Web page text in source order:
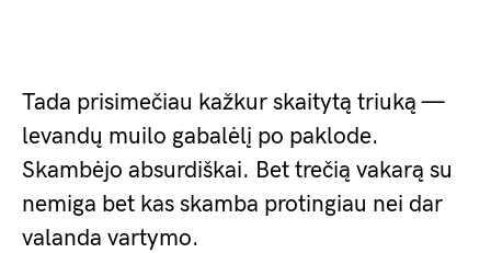
Tada prisimečiau kažkur skaitytą triuką —
levandų muilo gabalėlį po paklode.
Skambėjo absurdiškai. Bet trečią vakarą su
nemiga bet kas skamba protingiau nei dar
valanda vartymo.